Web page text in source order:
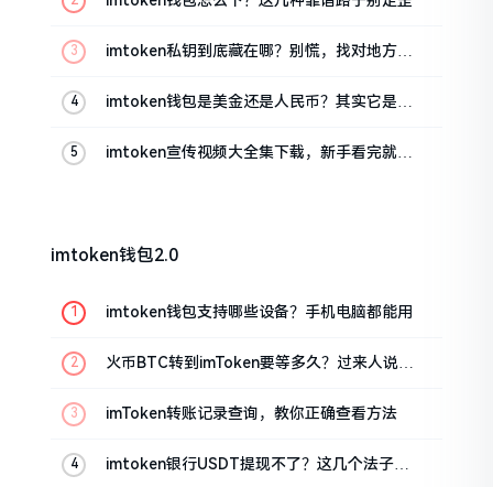
imtoken私钥到底藏在哪？别慌，找对地方才
imtoken钱包是美金还是人民币？其实它是个
imtoken宣传视频大全集下载，新手看完就懂
imtoken钱包2.0
imtoken钱包支持哪些设备？手机电脑都能用
火币BTC转到imToken要等多久？过来人说说
imToken转账记录查询，教你正确查看方法
imtoken银行USDT提现不了？这几个法子能